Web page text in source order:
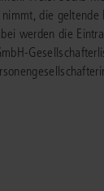
die geltende
werden die